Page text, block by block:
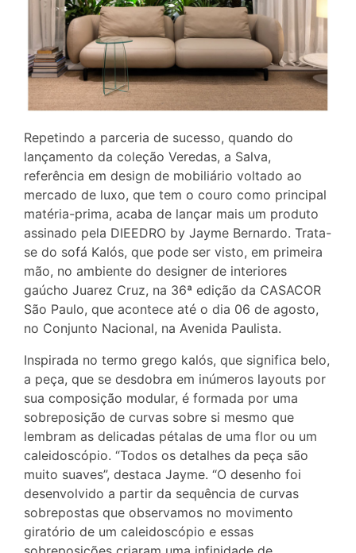
Repetindo a parceria de sucesso, quando do
lançamento da coleção Veredas, a Salva,
referência em design de mobiliário voltado ao
mercado de luxo, que tem o couro como principal
matéria-prima, acaba de lançar mais um produto
assinado pela DIEEDRO by Jayme Bernardo. Trata-
se do sofá Kalós, que pode ser visto, em primeira
mão, no ambiente do designer de interiores
gaúcho Juarez Cruz, na 36ª edição da CASACOR
São Paulo, que acontece até o dia 06 de agosto,
no Conjunto Nacional, na Avenida Paulista.
Inspirada no termo grego kalós, que significa belo,
a peça, que se desdobra em inúmeros layouts por
sua composição modular, é formada por uma
sobreposição de curvas sobre si mesmo que
lembram as delicadas pétalas de uma flor ou um
caleidoscópio. “Todos os detalhes da peça são
muito suaves”, destaca Jayme. “O desenho foi
desenvolvido a partir da sequência de curvas
sobrepostas que observamos no movimento
giratório de um caleidoscópio e essas